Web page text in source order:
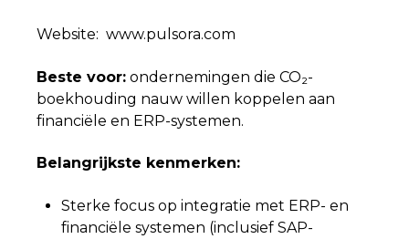
Website: www.pulsora.com
Beste voor: ondernemingen die CO₂-
boekhouding nauw willen koppelen aan
financiële en ERP-systemen.
Belangrijkste kenmerken:
Sterke focus op integratie met ERP- en
financiële systemen (inclusief SAP-